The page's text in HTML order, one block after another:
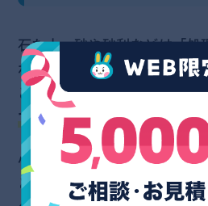
石た土、砂や砂利などは「処
れ、基本的に自治体などで回
とはなっておらず、多くの場
ておりません。
小さなサイズの石であれば「
として収集可能としている